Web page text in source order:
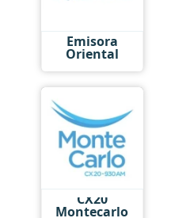
Emisora
Oriental
CX20
Montecarlo